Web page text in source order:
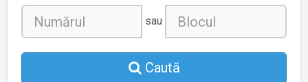
sau
Caută